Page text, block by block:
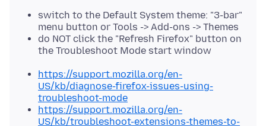
switch to the Default System theme: "3-bar"
menu button or Tools -> Add-ons -> Themes
do NOT click the "Refresh Firefox" button on
the Troubleshoot Mode start window
https://support.mozilla.org/en-
US/kb/diagnose-firefox-issues-using-
troubleshoot-mode
https://support.mozilla.org/en-
US/kb/troubleshoot-extensions-themes-to-